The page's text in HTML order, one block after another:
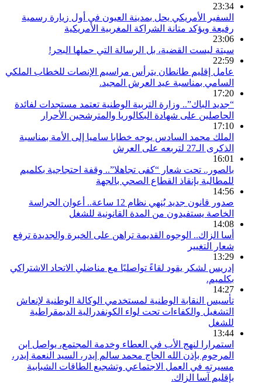
23:34
السفير الأمريكي يحل بمدينة العيون في أول زيارة رسمية
رفيعة ويؤكد متانة الشراكة المغربية الأمريكية
23:06
سبتة ليست القضية، بل الرسالة التي حملها البحر!
22:59
عامل إقليم طانطان يترأس مراسيم الإنصات للخطاب الملكي
السامي بمناسبة عيد العرش المجيد.
17:20
“جديد الباك”.. وزارة التربية الوطنية تعتمد مستجدات لفائدة
الحاصلين على شهادة البكالوريا والمترشحين الأحرار
17:10
الملك محمد السادس يوجه خطابا ساميا إلى الأمة بمناسبة
الذكرى الـ27 لتربعه على العرش
16:01
بالصور.. تحت شعار “كفى تجاهلا”.. وقفة احتجاجية بكلميم
للمطالبة بإنقاذ القطاع الصحي بالجهة
14:56
صدور قانون جديد يُنهي نظام 12 ساعة.. أعوان الحراسة
الخاصة يستفيدون من المدة القانونية للشغل
14:08
أسا الزاك.. الوجوه القديمة تراهن على الخبرة والجديدة ترفع
شعار التغيير
13:29
إدريس لشكر يقود لقاءً تواصليًا مع مناضلي الاتحاد الاشتراكي
بكلميم.
14:27
تأسيس النقابة الوطنية لمستخدمي الوكالة الوطنية لإنعاش
التشغيل والكفاءات تحت لواء الكونفدرالية الديمقراطية
للشغل
13:44
استمرارا لنهج الأب في العطاء وخدمة المجتمع، يواصل ابن
المرحوم بإذن الله الحاج محمد سالم إيدر، السيد النعمة إيدر،
مسيرته في العمل الاجتماعي وتشجيع الطاقات الشبابية
بإقليم آسا الزاك.